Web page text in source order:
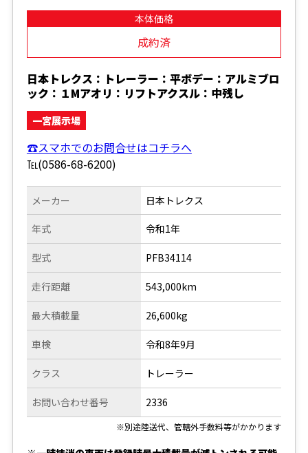
本体価格
成約済
日本トレクス：トレーラー：平ボデー：アルミブロ
ック：１Mアオリ：リフトアクスル：中残し
一宮展示場
☎スマホでのお問合せはコチラへ
℡(0586-68-6200)
メーカー
年式
型式
走行距離
日本トレクス
令和1年
PFB34114
543,000km
最大積載量
車検
クラス
お問い合わせ番号
26,600kg
令和8年9月
トレーラー
2336
※別途陸送代、管轄外手数料等がかかります